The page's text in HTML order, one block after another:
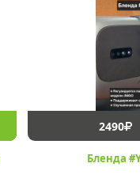
2490
Бленда